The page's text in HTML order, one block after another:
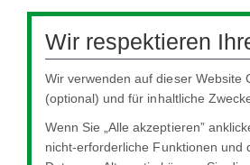
Wir respektieren
Wir verwenden auf dieser Website
(optional) und für inhaltliche
Wenn Sie „Alle akzeptieren”
nicht-erforderliche Funktionen und